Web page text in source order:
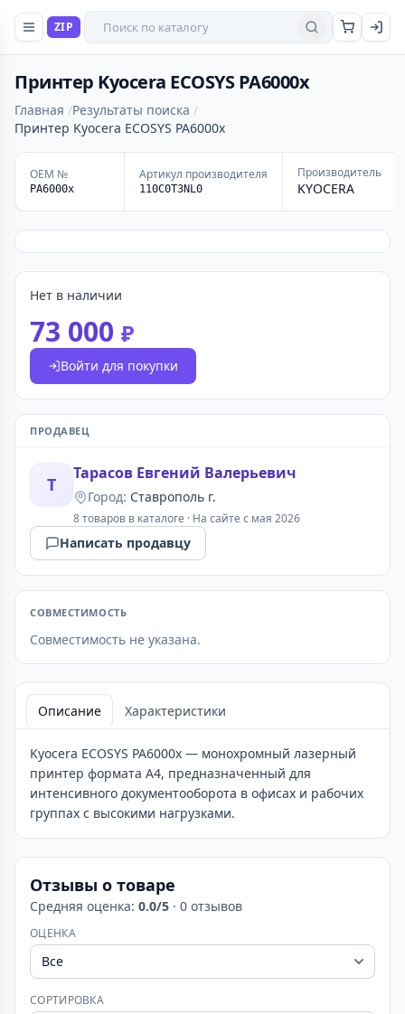
ZIP Поиск товаров
Найти
Принтер Kyocera ECOSYS PA6000x
Главная Результаты поиска
Принтер Kyocera ECOSYS PA6000x
OEM №
PA6000x
Артикул производителя
110C0T3NL0
Производитель
KYOCERA
Нет в наличии
73 000 ₽
Войти для покупки
ПРОДАВЕЦ
Т
Тарасов Евгений Валерьевич
Город: Ставрополь г.
8 товаров в каталоге · На сайте с мая 2026
Написать продавцу
СОВМЕСТИМОСТЬ
Совместимость не указана.
Описание Характеристики
Kyocera ECOSYS PA6000x — монохромный лазерный
принтер формата A4, предназначенный для
интенсивного документооборота в офисах и рабочих
группах с высокими нагрузками.
Отзывы о товаре
Средняя оценка: 0.0/5 · 0 отзывов
ОЦЕНКА
СОРТИРОВКА